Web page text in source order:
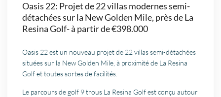
Oasis 22: Projet de 22 villas modernes semi-
détachées sur la New Golden Mile, près de La
Resina Golf- à partir de €398.000
Oasis 22 est un nouveau projet de 22 villas semi-détachées
situées sur la New Golden Mile, à proximité de La Resina
Golf et toutes sortes de facilités.
Le parcours de golf 9 trous La Resina Golf est conçu autour